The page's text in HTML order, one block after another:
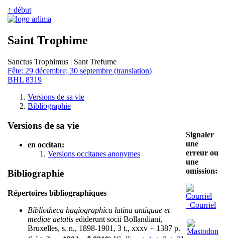
↑ début
Saint Trophime
Sanctus Trophimus | Sant Trefume
Fête: 29 décembre; 30 septembre (translation)
BHL 8319
Versions de sa vie
Bibliographie
Versions de sa vie
en occitan:
Versions occitanes anonymes
Bibliographie
Répertoires bibliographiques
Bibliotheca hagiographica latina antiquae et
mediae aetatis ediderunt socii Bollandiani,
Bruxelles, s. n., 1898-1901, 3 t., xxxv + 1387 p.
Signaler
une
erreur ou
une
omission:
Courriel